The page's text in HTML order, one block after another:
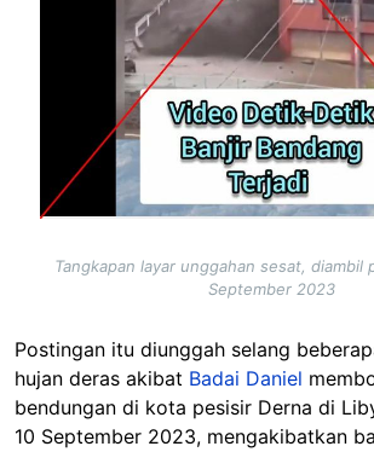
Tangkapan layar unggahan sesat, diambil
September 2023
Postingan itu diunggah selang
hujan deras akibat Badai Daniel
bendungan di kota pesisir Derna di
10 September 2023, mengakibatkan